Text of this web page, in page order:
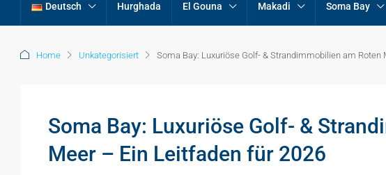
Deutsch Hurghada El Gouna Makadi Soma Bay
Home Unkategorisiert Soma Bay: Luxuriöse Golf- & Strandimmobilien am Roten
Soma Bay: Luxuriöse Golf- &
Meer – Ein Leitfaden für 2026